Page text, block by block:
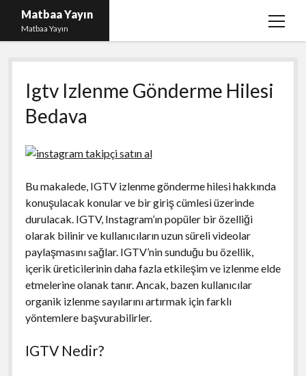
Matbaa Yayın
Matbaa Yayın
menüyü
Igtv Izlenme Gönderme Hilesi Bedava
Instagram Bot Takipçileri Silme
Liste
Ücretsiz Twitter Beğeni Kasma
Igtv Izlenme Gönderme Hilesi
Bedava
Bu makalede, IGTV izlenme gönderme hilesi hakkında
konuşulacak konular ve bir giriş cümlesi üzerinde
durulacak. IGTV, Instagram’ın popüler bir özelliği
olarak bilinir ve kullanıcıların uzun süreli videolar
paylaşmasını sağlar. IGTV’nin sunduğu bu özellik,
içerik üreticilerinin daha fazla etkileşim ve izlenme elde
etmelerine olanak tanır. Ancak, bazen kullanıcılar
organik izlenme sayılarını artırmak için farklı
yöntemlere başvurabilirler.
IGTV Nedir?